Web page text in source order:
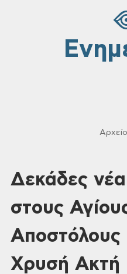
Δεκάδες
στους
Αποστόλους
Χρυσή Ακτή